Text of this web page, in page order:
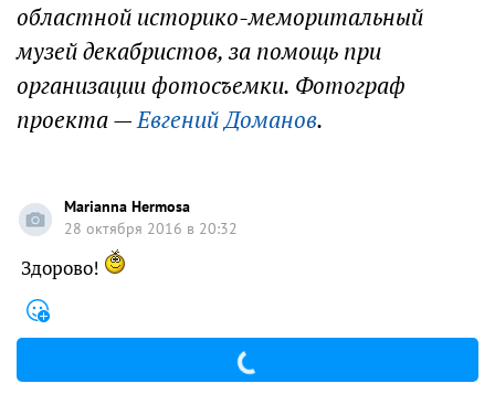
областной историко-меморитальный
музей декабристов, за помощь при
организации фотосъемки. Фотограф
проекта —Евгений Доманов.
Marianna Hermosa
28 октября 2016 в 20:32
Здорово!